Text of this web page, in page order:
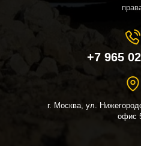
+7 965
г. Москва, ул.
офис